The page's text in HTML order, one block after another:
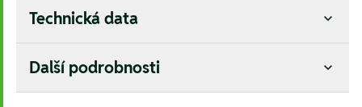
Technická data
Další podrobnosti